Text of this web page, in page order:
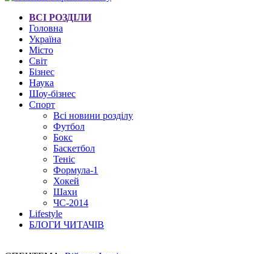
ВСІ РОЗДІЛИ
Головна
Україна
Місто
Світ
Бізнес
Наука
Шоу-бізнес
Спорт
Всі новини розділу
Футбол
Бокс
Баскетбол
Теніс
Формула-1
Хокей
Шахи
ЧС-2014
Lifestyle
БЛОГИ ЧИТАЧІВ